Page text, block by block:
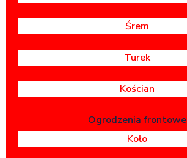
Śrem
Turek
Kościan
Ogrodzenia frontowe
Koło